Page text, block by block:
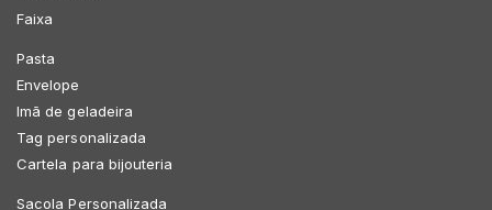
Faixa
Pasta
Envelope
Imã de geladeira
Tag personalizada
Cartela para bijouteria
Sacola Personalizada